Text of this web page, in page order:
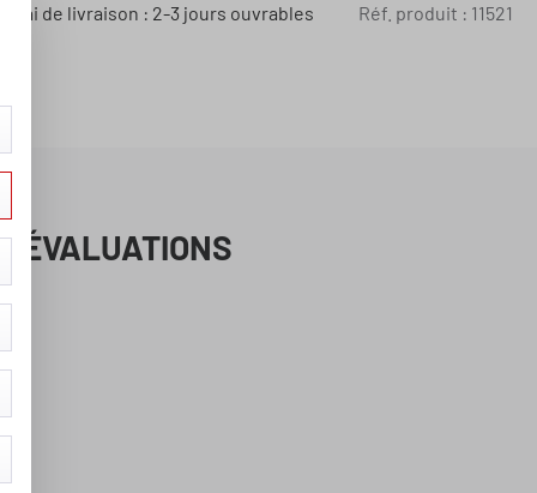
de livraison : 2-3 jours ouvrables Réf. produit : 11521
ÉVALUATIONS